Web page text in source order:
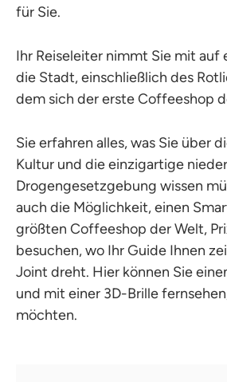
für Sie.
Ihr Reiseleiter nimmt Sie mit auf
die Stadt, einschließlich des
dem sich der erste Coffeeshop
Sie erfahren alles, was Sie über
Kultur und die einzigartige
Drogengesetzgebung wissen
auch die Möglichkeit, einen
größten Coffeeshop der Welt,
besuchen, wo Ihr Guide Ihnen
Joint dreht. Hier können Sie
und mit einer 3D-Brille
möchten.